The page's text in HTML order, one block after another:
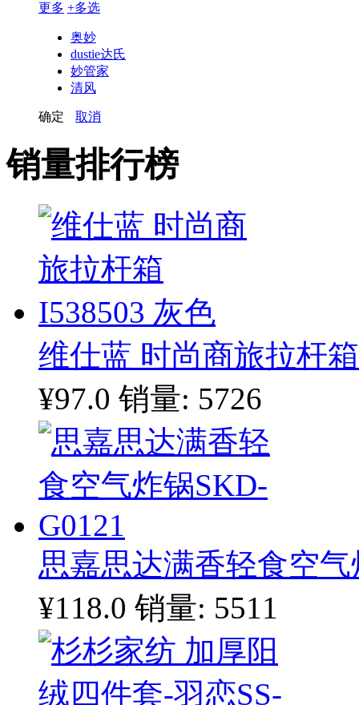
更多 +多选
奥妙
dustie达氏
妙管家
清风
云南白药
大公鸡头
LG
资生堂
确定 取消
销量排行榜
维仕蓝 时尚商旅拉杆
¥97.0 销量: 5726
思嘉思达满香轻食空气
¥118.0 销量: 5511